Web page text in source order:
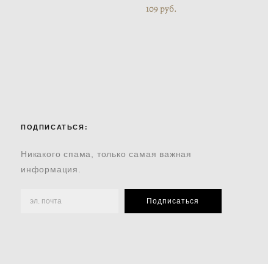
109 pуб.
ПОДПИСАТЬСЯ:
Никакого спама, только самая важная
информация.
Подписаться